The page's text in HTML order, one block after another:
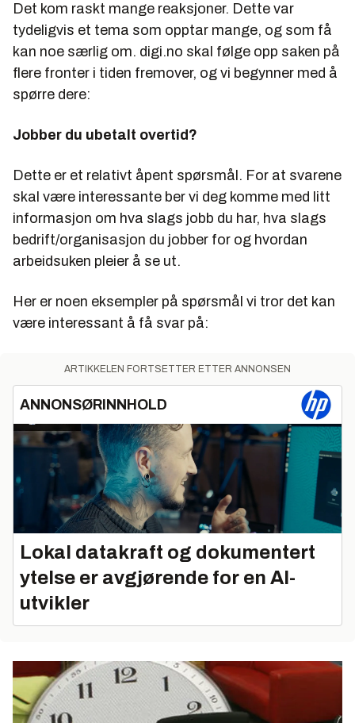
Det kom raskt mange reaksjoner. Dette var
tydeligvis et tema som opptar mange, og som få
kan noe særlig om. digi.no skal følge opp saken på
flere fronter i tiden fremover, og vi begynner med å
spørre dere:
Jobber du ubetalt overtid?
Dette er et relativt åpent spørsmål. For at svarene
skal være interessante ber vi deg komme med litt
informasjon om hva slags jobb du har, hva slags
bedrift/organisasjon du jobber for og hvordan
arbeidsuken pleier å se ut.
Her er noen eksempler på spørsmål vi tror det kan
være interessant å få svar på:
ARTIKKELEN FORTSETTER ETTER ANNONSEN
ANNONSØRINNHOLD
Lokal datakraft og dokumentert
ytelse er avgjørende for en AI-
utvikler